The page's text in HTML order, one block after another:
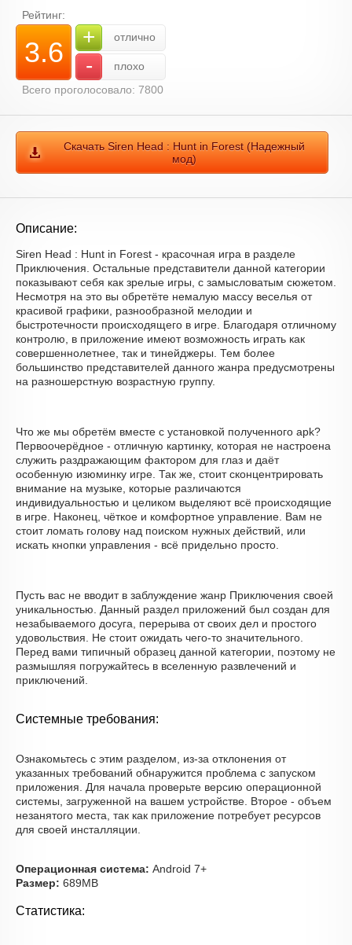
Рейтинг:
3.6 + отлично
-
плохо
Всего проголосовало: 7800
Скачать Siren Head : Hunt in Forest (Надежный
мод)
Описание:
Siren Head : Hunt in Forest - красочная игра в разделе
Приключения. Остальные представители данной категории
показывают себя как зрелые игры, с замысловатым сюжетом.
Несмотря на это вы обретёте немалую массу веселья от
красивой графики, разнообразной мелодии и
быстротечности происходящего в игре. Благодаря отличному
контролю, в приложение имеют возможность играть как
совершеннолетнее, так и тинейджеры. Тем более
большинство представителей данного жанра предусмотрены
на разношерстную возрастную группу.
Что же мы обретём вместе с установкой полученного apk?
Первоочерёдное - отличную картинку, которая не настроена
служить раздражающим фактором для глаз и даёт
особенную изюминку игре. Так же, стоит сконцентрировать
внимание на музыке, которые различаются
индивидуальностью и целиком выделяют всё происходящие
в игре. Наконец, чёткое и комфортное управление. Вам не
стоит ломать голову над поиском нужных действий, или
искать кнопки управления - всё придельно просто.
Пусть вас не вводит в заблуждение жанр Приключения своей
уникальностью. Данный раздел приложений был создан для
незабываемого досуга, перерыва от своих дел и простого
удовольствия. Не стоит ожидать чего-то значительного.
Перед вами типичный образец данной категории, поэтому не
размышляя погружайтесь в вселенную развлечений и
приключений.
Системные требования:
Ознакомьтесь с этим разделом, из-за отклонения от
указанных требований обнаружится проблема с запуском
приложения. Для начала проверьте версию операционной
системы, загруженной на вашем устройстве. Второе - объем
незанятого места, так как приложение потребует ресурсов
для своей инсталляции.
Операционная система: Android 7+
Размер: 689MB
Статистика: